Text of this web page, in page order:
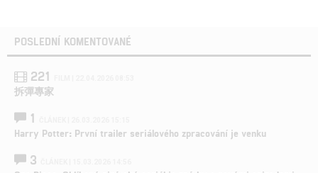
POSLEDNÍ KOMENTOVANÉ
221
拆彈專家
1
Harry Potter: První trailer seriálového zpracování je venku
3